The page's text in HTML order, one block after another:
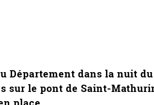
Département dans la nuit du
sur le pont de Saint-